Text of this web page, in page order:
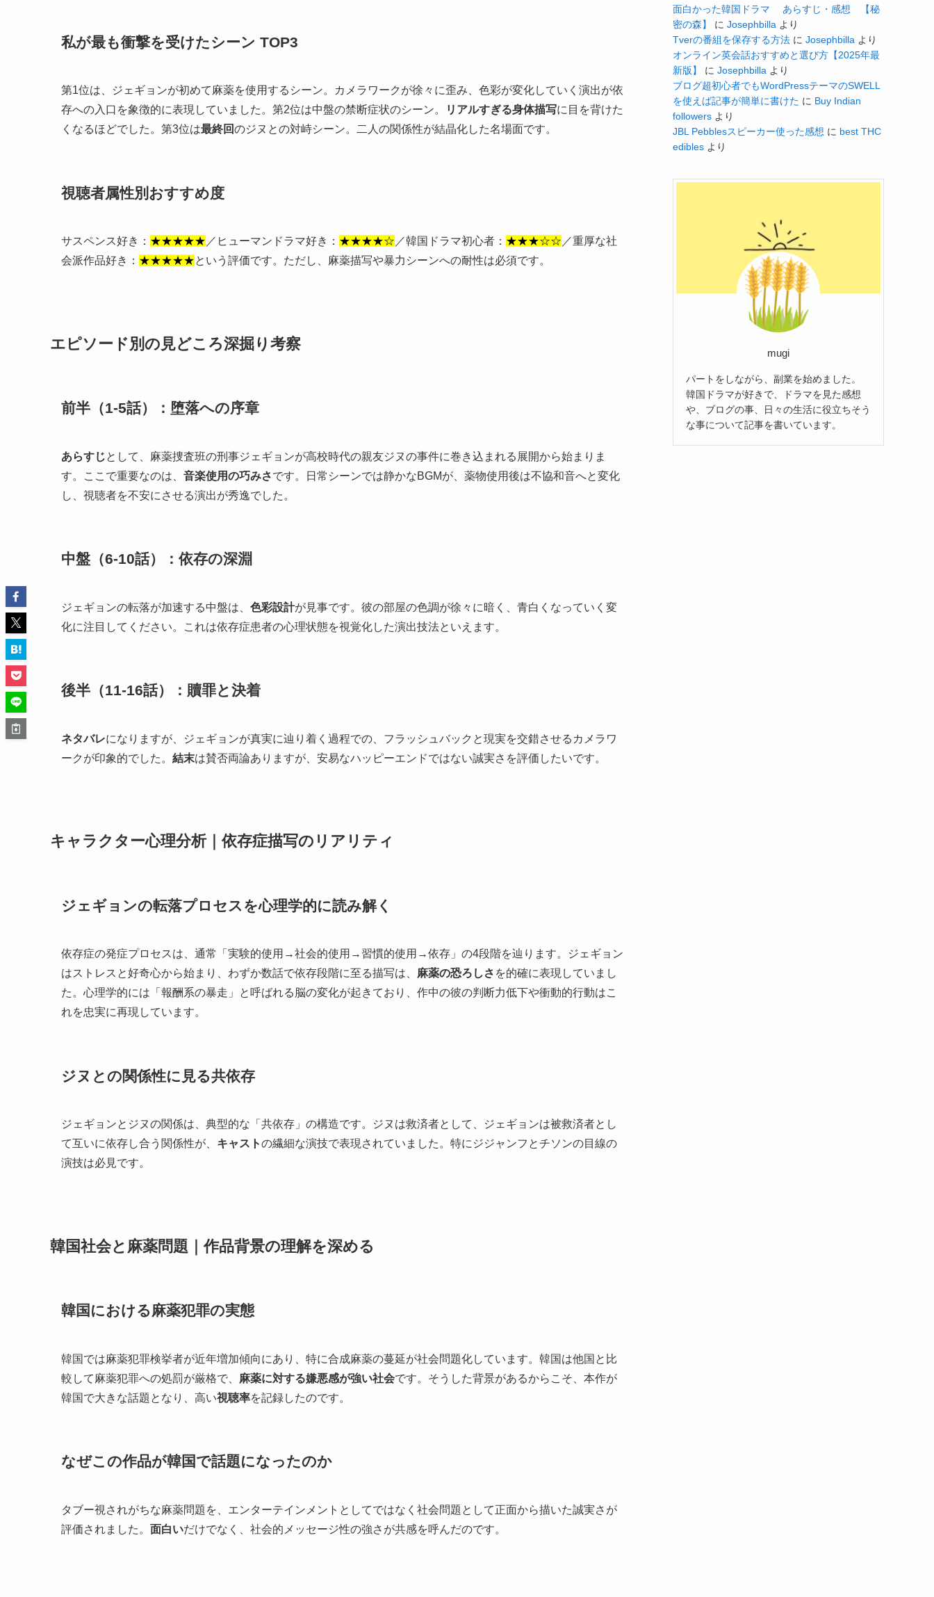
私が最も衝撃を受けたシーン TOP3
第1位は、ジェギョンが初めて麻薬を使用するシーン。カメラワークが徐々に歪み、色彩が変化していく演出が依
存への入口を象徴的に表現していました。第2位は中盤の禁断症状のシーン。
リアルすぎる身体描写に目を背けた
くなるほどでした。第3位は最終回のジヌとの対峙シーン。二人の関係性が結晶化した名場面です。
視聴者属性別おすすめ度
サスペンス好き： ★★★★★ ／ヒューマンドラマ好き： ★★★★☆ ／韓国ドラマ初心者： ★★★☆☆ ／重厚な社
会派作品好き： ★★★★★という評価です。ただし、麻薬描写や暴力シーンへの耐性は必須です。
エピソード別の見どころ深掘り考察
前半（1-5話）：堕落への序章
あらすじとして、麻薬捜査班の刑事ジェギョンが高校時代の親友ジヌの事件に巻き込まれる展開から始まりま
す。ここで重要なのは、 音楽使用の巧みさです。日常シーンでは静かなBGMが、薬物使用後は不協和音へと変化
し、視聴者を不安にさせる演出が秀逸でした。
中盤（6-10話）：依存の深淵
ジェギョンの転落が加速する中盤は、 色彩設計が見事です。彼の部屋の色調が徐々に暗く、青白くなっていく変
化に注目してください。これは依存症患者の心理状態を視覚化した演出技法といえます。
後半（11-16話）：贖罪と決着
ネタバレになりますが、ジェギョンが真実に辿り着く過程での、フラッシュバックと現実を交錯させるカメラワ
ークが印象的でした。 結末は賛否両論ありますが、安易なハッピーエンドではない誠実さを評価したいです。
キャラクター心理分析｜依存症描写のリアリティ
ジェギョンの転落プロセスを心理学的に読み解く
依存症の発症プロセスは、通常「実験的使用→社会的使用→習慣的使用→依存」の4段階を辿ります。ジェギョン
はストレスと好奇心から始まり、わずか数話で依存段階に至る描写は、 麻薬の恐ろしさ を的確に表現していまし
た。心理学的には「報酬系の暴走」と呼ばれる脳の変化が起きており、作中の彼の判断力低下や衝動的行動はこ
れを忠実に再現しています。
ジヌとの関係性に見る共依存
ジェギョンとジヌの関係は、典型的な「共依存」の構造です。ジヌは救済者として、ジェギョンは被救済者とし
て互いに依存し合う関係性が、 キャストの繊細な演技で表現されていました。特にジジャンフとチソンの目線の
演技は必見です。
韓国社会と麻薬問題｜作品背景の理解を深める
韓国における麻薬犯罪の実態
韓国では麻薬犯罪検挙者が近年増加傾向にあり、特に合成麻薬の蔓延が社会問題化しています。韓国は他国と比
較して麻薬犯罪への処罰が厳格で、 麻薬に対する嫌悪感が強い社会です。そうした背景があるからこそ、本作が
韓国で大きな話題となり、高い視聴率を記録したのです。
なぜこの作品が韓国で話題になったのか
タブー視されがちな麻薬問題を、エンターテインメントとしてではなく社会問題として正面から描いた誠実さが
評価されました。 面白いだけでなく、社会的メッセージ性の強さが共感を呼んだのです。
面白かった韓国ドラマ あらすじ・感想 【秘
密の森】
に Josephbilla より
Tverの番組を保存する方法 に Josephbilla より
オンライン英会話おすすめと選び方【2025年最
新版】
に Josephbilla より
ブログ超初心者でもWordPressテーマのSWELL
を使えば記事が簡単に書けた に Buy Indian
followers より
JBL Pebblesスピーカー使った感想 に best THC
edibles より
mugi
パートをしながら、副業を始めました。
韓国ドラマが好きで、ドラマを見た感想
や、ブログの事、日々の生活に役立ちそう
な事について記事を書いています。